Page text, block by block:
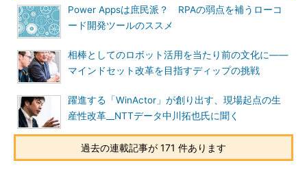
Power Appsは庶民派？ RPAの弱点を補うローコ
ード開発ツールのススメ
相棒としてのロボット活用を当たり前の文化に――
マインドセット改革を目指すディップの挑戦
躍進する「WinActor」が創り出す、現場起点の生
産性改革__NTTデータ中川拓也氏に聞く
過去の連載記事が 171 件あります